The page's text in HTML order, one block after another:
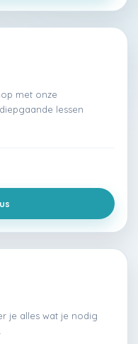
met onze
lessen
je alles wat je nodig